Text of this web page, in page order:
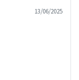
13/06/2025